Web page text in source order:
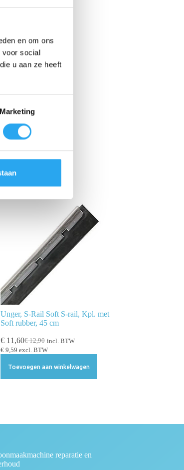
en om ons
voor social
u aan ze heeft
Marketing
Unger, S-Rail Soft S-rail, Kpl. met
Soft rubber, 45 cm
€12,90
€11,60
incl. BTW
€9,59 excl. BTW
Toevoegen aan winkelwagen
reparatie en